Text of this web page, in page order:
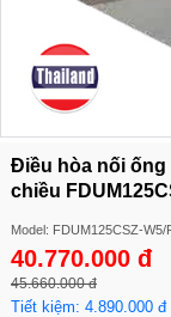
Điều hòa nối ống
chiều
Model: FDUM125CSZ-
40.770.000 đ
45.660.000 đ
Tiết kiệm: 4.890.000 đ